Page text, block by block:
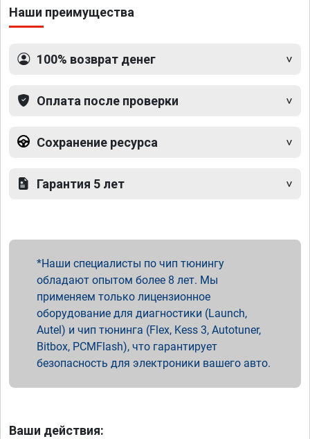
Наши преимущества
100% возврат денег
Оплата после проверки
Сохранение ресурса
Гарантия 5 лет
Наши специалисты по чип тюнингу
обладают опытом более 8 лет. Мы
применяем только лицензионное
оборудование для диагностики (Launch,
Autel) и чип тюнинга (Flex, Kess 3, Autotuner,
Bitbox, PCMFlash), что гарантирует
безопасность для электроники вашего авто.
Ваши действия: